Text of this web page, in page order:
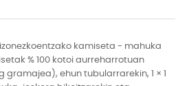
kamiseta - mahuka
% 100 kotoi aurreharrotuan
gramajea), ehun tubularrarekin, 1 × 1